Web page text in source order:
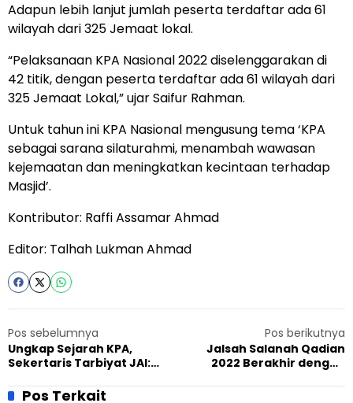
Adapun lebih lanjut jumlah peserta terdaftar ada 61
wilayah dari 325 Jemaat lokal.
“Pelaksanaan KPA Nasional 2022 diselenggarakan di
42 titik, dengan peserta terdaftar ada 61 wilayah dari
325 Jemaat Lokal,” ujar Saifur Rahman.
Untuk tahun ini KPA Nasional mengusung tema ‘KPA
sebagai sarana silaturahmi, menambah wawasan
kejemaatan dan meningkatkan kecintaan terhadap
Masjid’.
Kontributor: Raffi Assamar Ahmad
Editor: Talhah Lukman Ahmad
Pos sebelumnya
Ungkap Sejarah KPA,
Sekertaris Tarbiyat JAI:
Kerohanian
Pos berikutnya
Jalsah Salanah Qadian
2022 Berakhir dengan
Iman
Pos Terkait